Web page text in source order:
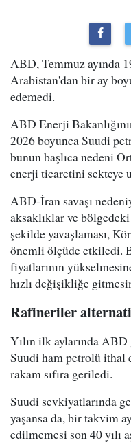
ABD, Temmuz ayında
Arabistan'dan bir ay
edemedi.
ABD Enerji
2026 boyunca Suudi
bunun başlıca nedeni
enerji ticaretini sekteye
ABD-İran savaşı
aksaklıklar ve bölgedeki
şekilde yavaşlaması,
önemli ölçüde etkiledi.
fiyatlarının
hızlı değişikliğe
Rafineriler
Yılın ilk aylarında
Suudi ham petrolü ithal
rakam sıfıra geriledi.
Suudi sevkiyatlarında
yaşansa da, bir takvim
edilmemesi son 40 yılı